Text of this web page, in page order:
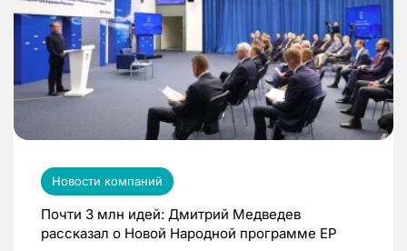
Новости компаний
Почти 3 млн идей: Дмитрий Медведев
рассказал о Новой Народной программе ЕР